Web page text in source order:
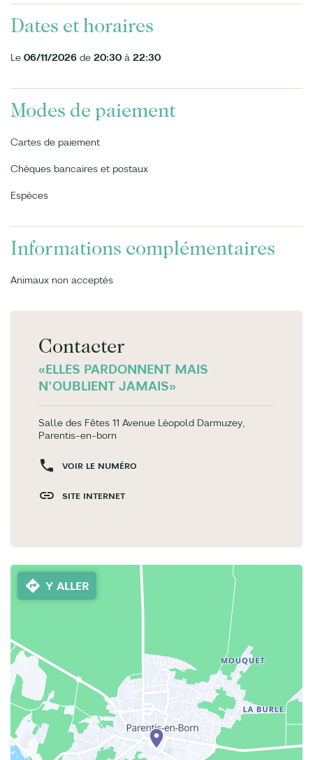
Dates et horaires
Le 06/11/2026 de 20:30 à 22:30
Modes de paiement
Cartes de paiement
Chèques bancaires et postaux
Espèces
Informations complémentaires
Animaux non acceptés
Contacter
«ELLES PARDONNENT MAIS
N'OUBLIENT JAMAIS»
Salle des Fêtes 11 Avenue Léopold Darmuzey,
Parentis-en-born
VOIR LE NUMÉRO
SITE INTERNET
Y ALLER